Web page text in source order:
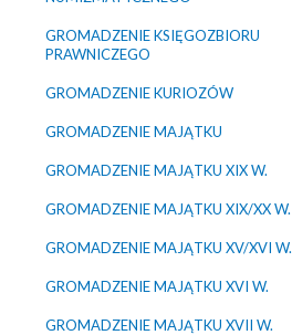
GROMADZENIE KSIĘGOZBIORU
PRAWNICZEGO
GROMADZENIE KURIOZÓW
GROMADZENIE MAJĄTKU
GROMADZENIE MAJĄTKU XIX W.
GROMADZENIE MAJĄTKU XIX/XX W.
GROMADZENIE MAJĄTKU XV/XVI W.
GROMADZENIE MAJĄTKU XVI W.
GROMADZENIE MAJĄTKU XVII W.